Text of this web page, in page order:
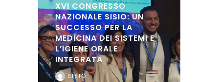
XVI CONGRESSO
NAZIONALE SISIO: UN
SUCCESSO PER LA
MEDICINA DEI SISTEMI E
L’IGIENE ORALE
INTEGRATA
SISIO